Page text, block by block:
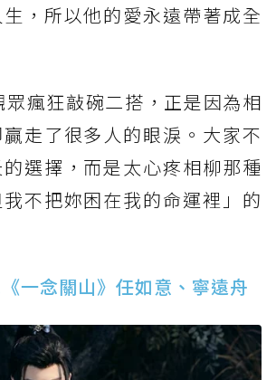
，所以他的愛永遠帶著成全
眾瘋狂敲碗二搭，正是因為相
走了很多人的眼淚。大家不
選擇，而是太心疼相柳那種
我不把妳困在我的命運裡」的
一念關山》任如意、寧遠舟